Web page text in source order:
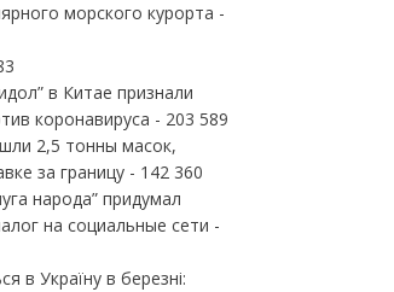
морского курорта -
в Китае признали
коронавируса - 203 589
2,5 тонны масок,
за границу- 142 360
народа” придумал
на социальные сети -
в Україну в березні: